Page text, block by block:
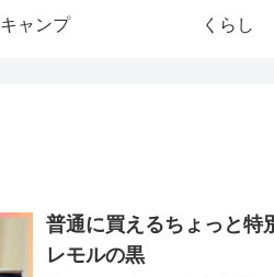
キャンプ くらし
普通に買えるちょっと
レモルの黒